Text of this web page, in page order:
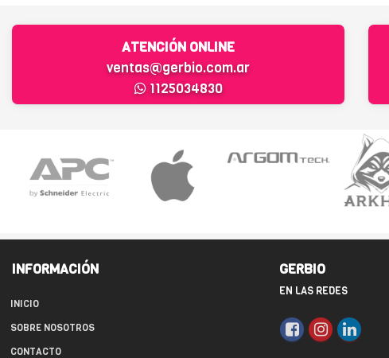
ATENCIÓN ONLINE
ventas@gerbio.com.ar
1125034830
INFORMACIÓN
INICIO
SOBRE NOSOTROS
CONTACTO
GERBIO
EN LAS REDES